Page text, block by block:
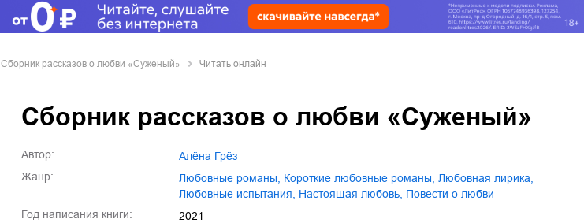
Сборник рассказов о любви «Суженый» Читать онлайн
Сборник рассказов о любви «Суженый»
Автор:
Алёна Грёз
Жанр:
любовные романы короткие любовные романы любовная лирика
любовные испытания
настоящая любовь
повести о любви
Год написания книги:
2021